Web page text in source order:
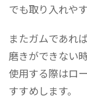
でも取り入れや
またガムであれ
磨きができない
使用する際はロ
すすめします。